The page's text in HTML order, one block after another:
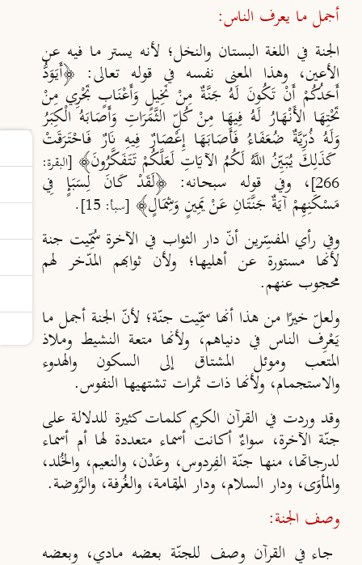
أجمل ما يعرف الناس:
الجنة في اللغة البستان والنخل؛ لأنه يستر ما فيه عن
الأعين، وهذا المعنى نفسه في قوله تعالى: ﴿أَيَوَدُّ
أَحَدُكُمْ أَنْ تَكُونَ لَهُ جَنَّةٌ مِنْ نَخِيلٍ وَأَعْنَابٍ تَجْرِي مِنْ
تَحْتِهَا الأَنْهَارُ لَهُ فِيهَا مِنْ كُلِّ الثَّمَرَاتِ وَأَصَابَهُ الْكِبَرُ
وَلَهُ ذُرِّيَّةٌ ضُعَفَاءُ فَأَصَابَهَا إِعْصَارٌ فِيهِ نَارٌ فَاحْتَرَقَتْ
كَذَلِكَ يُبَيِّنُ اللَّهُ لَكُمُ الآيَاتِ لَعَلَّكُمْ تَتَفَكَّرُونَ﴾ [البقرة:
266] ، وفي قوله سبحانه: ﴿لَقَدْ كَانَ لِسَبَإٍ فِي
مَسْكَنِهِمْ آيَةٌ جَنَّتَانِ عَنْ يَمِينٍ وَشِمَالٍ﴾ [سبأ: 15] .
وفي رأي المفسِّرين أنّ دار الثواب في الآخرة سُمِّيت جنة
لأنها مستورة عن أهليها؛ ولأن ثوابهم المدّخر لهم
محجوب عنهم.
ولعلّ خيرًا من هذا أنها سمِّيت جنّة؛ لأن ّ الجنة أجمل ما
يَعْرِف الناس في دنياهم، ولأنها متعة النشيط وملاذ
المتعب وموئل المشتاق إلى السكون والهدوء
والاستجمام، ولأنها ذات ثمرات تشتهيها النفوس.
وقد وردت في القرآن الكريم كلمات كثيرة للدلالة على
جنّة الآخرة، سواءٌ أكانت أسماء متعددة لها أم أسماء
لدرجاتها، منها جنّة الفِردوس، وعدْن، والنعيم، والخلد،
والمأوى، ودار السلام، ودار المُقامة، والغُرفة، والرَّوضة.
وصف الجنة:
جاء في القرآن وصف للجنّة بعضه مادي، وبعضه